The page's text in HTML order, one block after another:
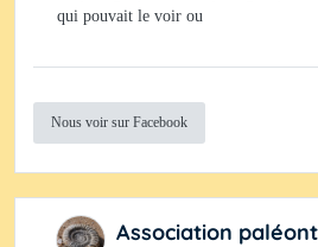
qui pouvait le voir ou
Nous voir sur Facebook
Association